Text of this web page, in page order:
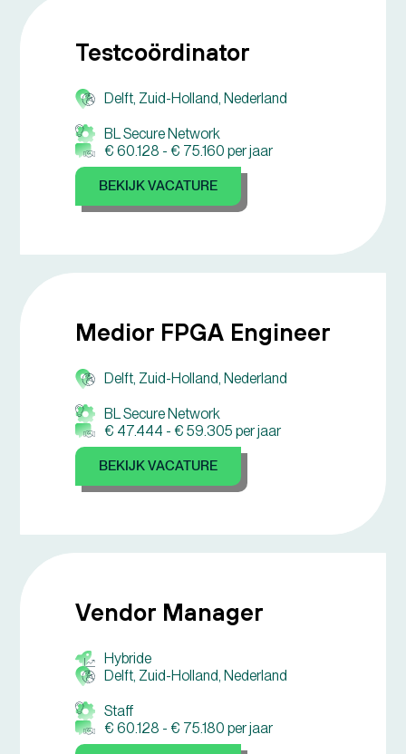
Testcoördinator
Delft, Zuid-Holland, Nederland
BL Secure Network
€ 60.128 - € 75.160 per jaar
BEKIJK VACATURE
Medior FPGA Engineer
Delft, Zuid-Holland, Nederland
BL Secure Network
€ 47.444 - € 59.305 per jaar
BEKIJK VACATURE
Vendor Manager
Hybride
Delft, Zuid-Holland, Nederland
Staff
€ 60.128 - € 75.180 per jaar